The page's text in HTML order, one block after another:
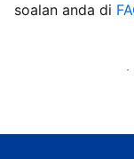
soalan anda di
Mula